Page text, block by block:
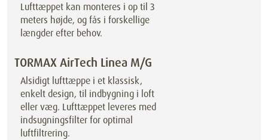
Lufttæppet kan monteres i op til 3
meters højde, og fås i forskellige
længder efter behov.
TORMAX AirTech Linea M/G
Alsidigt lufttæppe i et klassisk,
enkelt design, til indbygning i loft
eller væg. Lufttæppet leveres med
indsugningsfilter for optimal
luftfiltrering.